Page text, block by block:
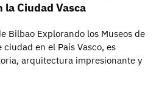
Ciudad Vasca
Bilbao Explorando los Museos de
en el País Vasco, es
arquitectura impresionante y